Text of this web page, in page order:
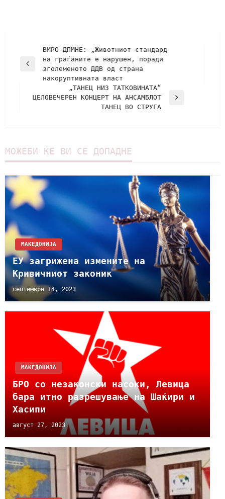
ВМРО-ДПМНЕ: „Животниот стандард
на граѓаните е нарушен, поради
зголеменото ДДВ од страна
накоруптивната власт
„ТАНЕЦ НИЗ ТАТКОВИНАТА“
ЦЕЛОВЕЧЕРЕН КОНЦЕРТ НА АНСАМБЛОТ
ТАНЕЦ ВО СТРУГА
МОЖЕБИ ЌЕ ВИ СЕ ДОПАДНЕ
МАКЕДОНИЈА
ЕУ загрижена измените на
Кривичниот законик
септември 14, 2023
МАКЕДОНИЈА
БРО со незаконски насоки, Левица
бара итно разрешување на Шаќири и
Хасипи
август 27, 2023